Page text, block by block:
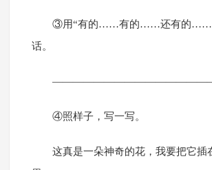
③用“有的……有的……还有的
话。
④照样子，写一写。
这真是一朵神奇的花，我要把它插